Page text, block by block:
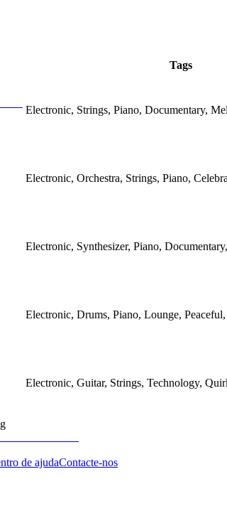
Tags
Electronic, Strings, Piano, Documentary,
Electronic, Orchestra, Strings, Piano,
Electronic, Synthesizer, Piano,
Electronic, Drums, Piano, Lounge,
Electronic, Guitar, Strings, Technology,
de ajudaContacte-nos